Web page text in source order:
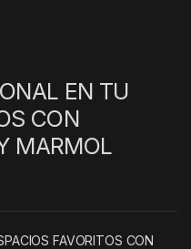
EN TU
CON
MARMOL
FAVORITOS CON